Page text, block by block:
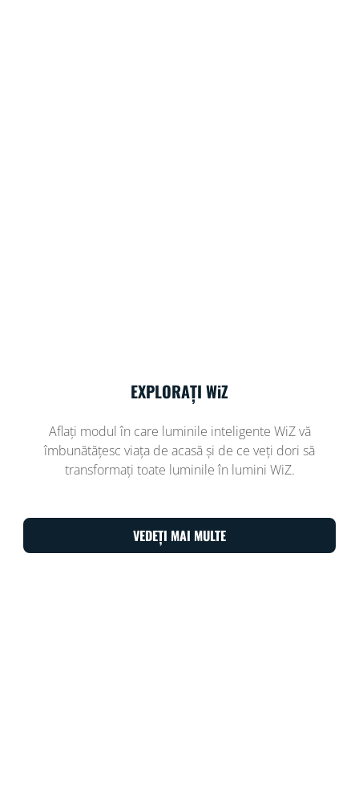
EXPLORAȚI WiZ
Aflați modul în care luminile inteligente WiZ vă
îmbunătățesc viața de acasă și de ce veți dori să
transformați toate luminile în lumini WiZ.
VEDEȚI MAI MULTE